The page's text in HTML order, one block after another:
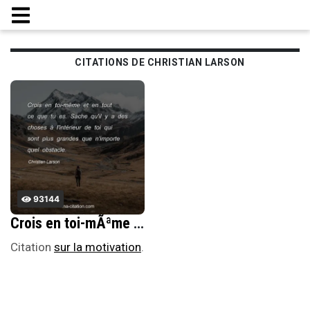
CITATIONS DE CHRISTIAN LARSON
93144
Crois en toi-mÃªme et en tout ce que tu es. Sache qu'il y a des choses Ã l'intÃ©rieur de toi qui sont plus grandes que n'importe quel obstacle.
Citation sur la motivation.